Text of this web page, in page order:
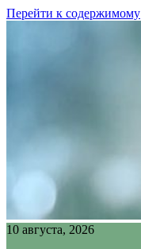
Перейти к содержимому
10 августа, 2026